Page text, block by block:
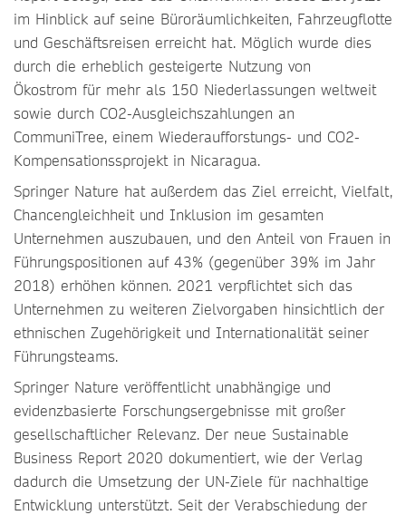
im Hinblick auf seine Büroräumlichkeiten, Fahrzeugflotte
und Geschäftsreisen erreicht hat. Möglich wurde dies
durch die erheblich gesteigerte Nutzung von
Ökostrom für mehr als 150 Niederlassungen weltweit
sowie durch CO2-Ausgleichszahlungen an
CommuniTree, einem Wiederaufforstungs- und CO2-
Kompensationssprojekt in Nicaragua.
Springer Nature hat außerdem das Ziel erreicht, Vielfalt,
Chancengleichheit und Inklusion im gesamten
Unternehmen auszubauen, und den Anteil von Frauen in
Führungspositionen auf 43% (gegenüber 39% im Jahr
2018) erhöhen können. 2021 verpflichtet sich das
Unternehmen zu weiteren Zielvorgaben hinsichtlich der
ethnischen Zugehörigkeit und Internationalität seiner
Führungsteams.
Springer Nature veröffentlicht unabhängige und
evidenzbasierte Forschungsergebnisse mit großer
gesellschaftlicher Relevanz. Der neue Sustainable
Business Report 2020 dokumentiert, wie der Verlag
dadurch die Umsetzung der UN-Ziele für nachhaltige
Entwicklung unterstützt. Seit der Verabschiedung der